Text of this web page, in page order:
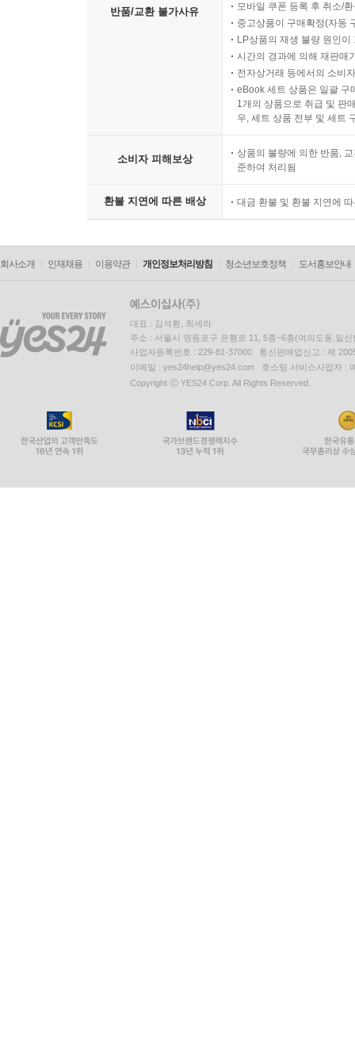
반품/교환 불가사유
모바일 쿠폰 등록 후 취소/
중고상품이 구매확정(자동
LP상품의 재생 불량 원인
시간의 경과에 의해 재판매
전자상거래 등에서의 소비
eBook 세트 상품은 일괄 구
1개의 상품으로 취급 및 판
우, 세트 상품 전부 및 세트
소비자 피해보상
상품의 불량에 의한 반품,
준하여 처리됨
환불 지연에 따른 배상 대금 환불 및 환불 지연에
회사소개 인재채용 이용약관 개인정보처리방침 청소년보호정책 도서홍보안내
대표 : 김석환, 최세라
주소 : 서울시 영등포구 은행로 11, 5층~6층(여의도동,일신
사업자등록번호 : 229-81-37000 통신판매업신고 : 제
이메일 : yes24help@yes24.com 호스팅 서비스사업자 :
Copyright ⓒ YES24 Corp. All Rights Reserved.